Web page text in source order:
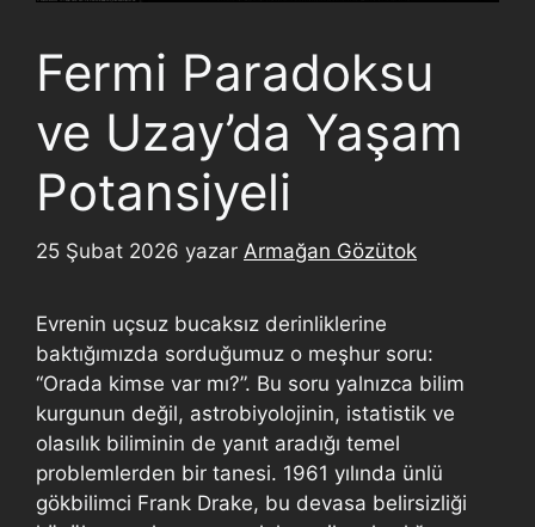
Fermi Paradoksu
ve Uzay’da Yaşam
Potansiyeli
25 Şubat 2026 yazar Armağan Gözütok
Evrenin uçsuz bucaksız derinliklerine
baktığımızda sorduğumuz o meşhur soru:
“Orada kimse var mı?”. Bu soru yalnızca bilim
kurgunun değil, astrobiyolojinin, istatistik ve
olasılık biliminin de yanıt aradığı temel
problemlerden bir tanesi. 1961 yılında ünlü
gökbilimci Frank Drake, bu devasa belirsizliği